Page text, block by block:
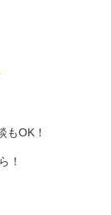
もOK！
！